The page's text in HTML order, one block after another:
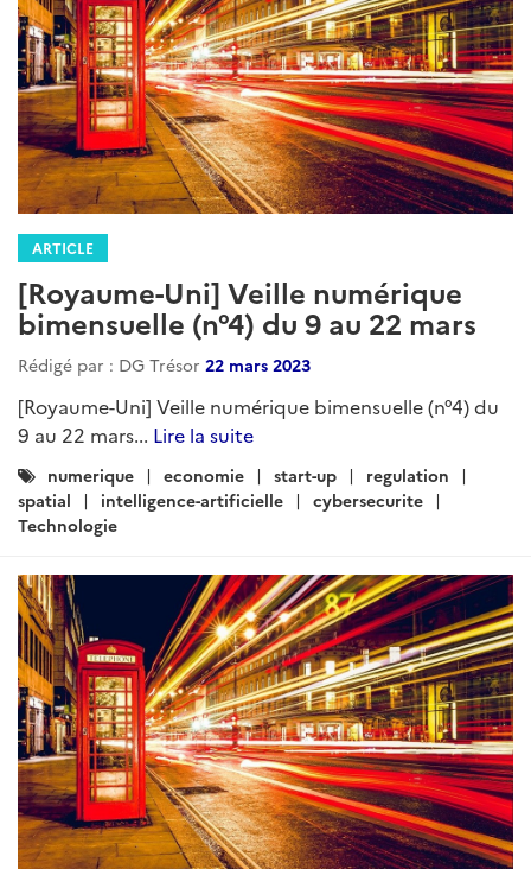
ARTICLE
[Royaume-Uni] Veille numérique
bimensuelle (n°4) du 9 au 22 mars
Rédigé par : DG Trésor 22 mars 2023
[Royaume-Uni] Veille numérique bimensuelle (n°4) du
9 au 22 mars... Lire la suite
Catégories
:
numerique economie start-up
regulation
spatial
intelligence-artificielle
cybersecurite
Technologie